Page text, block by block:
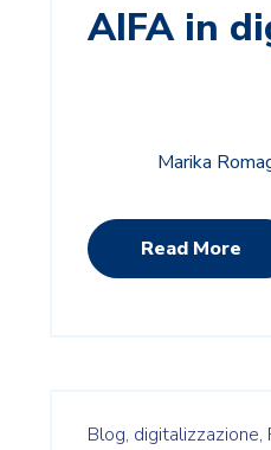
AIFA in
Marika
Read More
Blog, digitalizzazione,